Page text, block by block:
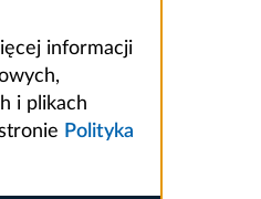
informacji
i plikach
Polityka